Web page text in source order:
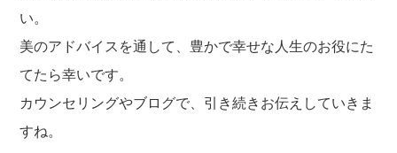
い。
美のアドバイスを通して、豊かで幸せな人生のお役にた
てたら幸いです。
カウンセリングやブログで、引き続きお伝えしていきま
すね。